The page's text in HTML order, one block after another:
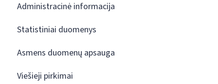
Administracinė informacija
Statistiniai duomenys
Asmens duomenų apsauga
Viešieji pirkimai